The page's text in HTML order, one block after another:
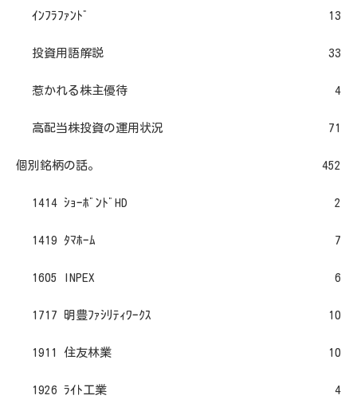
ｲﾝﾌﾗﾌｧﾝﾄﾞ 13
投資用語解説 33
惹かれる株主優待 4
高配当株投資の運用状況 71
個別銘柄の話。 452
1414 ｼｮｰﾎﾞﾝﾄﾞHD 2
1419 ﾀﾏﾎｰﾑ 7
1605 INPEX 6
1717 明豊ﾌｧｼﾘﾃｨﾜｰｸｽ 10
1911 住友林業 10
1926 ﾗｲﾄ工業 4